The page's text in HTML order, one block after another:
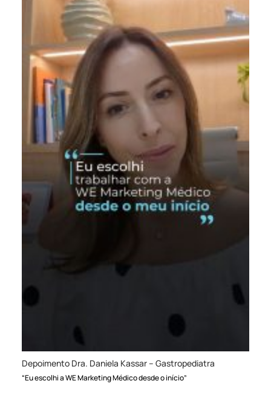
Depoimento Dra. Daniela Kassar – Gastropediatra
“Eu escolhi a WE Marketing Médico desde o início”